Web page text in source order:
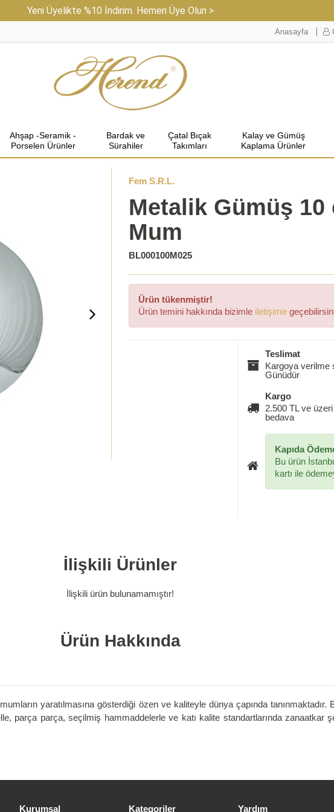
Yeni Üyelikte %10 İndirim. Hemen Üye Olun >
Anasayfa
Ahşap -Seramik -
Porselen Ürünler
Bardak ve
Sürahiler
Çatal Bıçak
Takımları
Kalay ve Gümüş
Kaplama Ürünler
Fem S.R.L.
Metalik Gümüş 10
Mum
BL000100M025
Ürün tükenmiştir!
Ürün temini hakkında bizimle iletişime
Teslimat
Kargoya verilme
Günüdür
Kargo
2.500 TL ve
bedava
Kapıda
Bu ürün
kartı ile
İlişkili Ürünler
İlişkili ürün bulunamamıştır!
Ürün Hakkında
yaratılmasına gösterdiği özen ve kaliteyle dünya çapında
parça parça, seçilmiş hammaddelerle ve katı kalite standartlarında zanaatkar
Kurumsal Kategoriler Yardım